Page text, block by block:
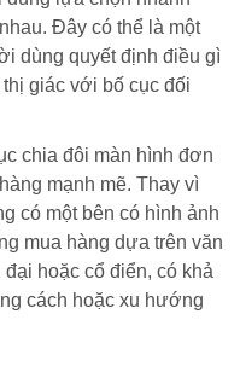
Đây có thể là một
dùng quyết định điều gì
giác với bố cục đối
chia đôi màn hình đơn
mạnh mẽ. Thay vì
có một bên có hình ảnh
mua hàng dựa trên văn
hoặc cổ điển, có khả
cách hoặc xu hướng